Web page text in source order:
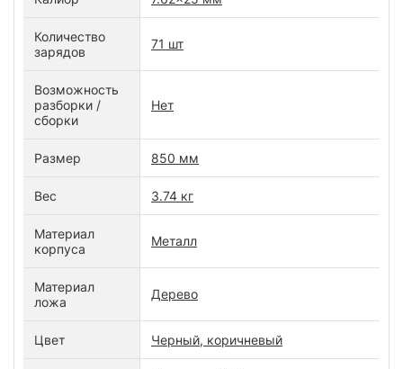
Количество
зарядов
71 шт
Возможность
разборки /
сборки
Нет
Размер 850 мм
Вес 3.74 кг
Материал
корпуса
Металл
Материал
ложа
Дерево
Цвет Черный, коричневый